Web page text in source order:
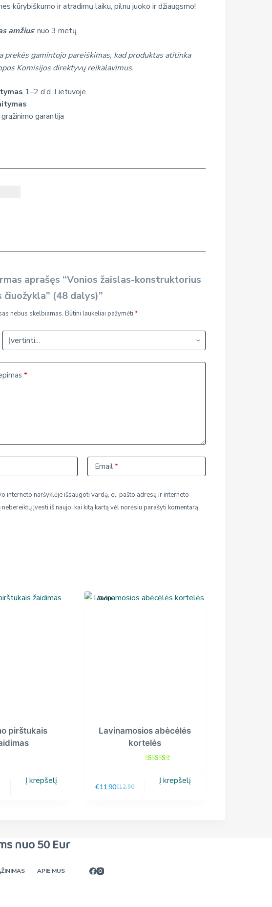
kūrybiškumo ir atradimų laiku, pilnu juoko ir džiaugsmo!
amžius: nuo 3 metų.
prekės gamintojo pareiškimas, kad produktas atitinka
Komisijos direktyvų reikalavimus.
1–2 d.d. Lietuvoje
garantija
aprašęs “Vonios žaislas-konstruktorius
čiuožykla” (48 dalys)”
nebus skelbiamas. Būtini laukeliai pažymėti*
*
Email *
interneto naršyklėje išsaugoti vardą, el. pašto adresą ir interneto
įvesti iš naujo, kai kitą kartą vėl norėsiu parašyti komentarą.
pirštukais
Į krepšelį
Akcija
Lavinamosios abėcėlės
kortelės
5.00iš
5
€12.90
€11.90
Į krepšelį
nuo 50 Eur
APIE MUS